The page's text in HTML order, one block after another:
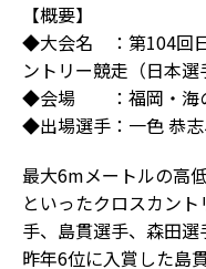
【概要】
◆大会名 ：第104回
ントリー競走（日本選
◆会場 ：福岡・海
◆出場選手：一色 恭
最大6mメートルの高
といったクロスカン
手、島貫選手、森田選
昨年6位に入賞した島